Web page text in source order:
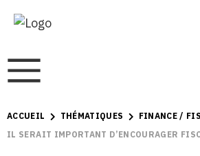
ACCUEIL THÉMATIQUES
FINANCE /
IL SERAIT IMPORTANT D’ENCOURAGER